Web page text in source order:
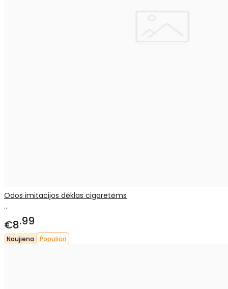
Odos imitacijos dėklas cigaretėms
..
€8 99
Naujiena Populiari